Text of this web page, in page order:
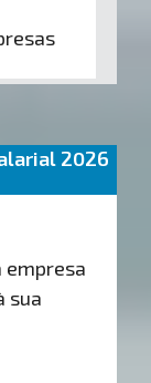
2026
empresa
sua